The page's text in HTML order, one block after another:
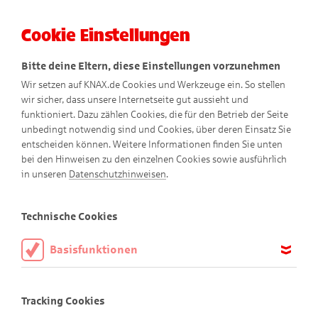
Basteltipps
Bastel dir die KNAX-Welt!
Cookie Einstellungen
Bitte deine Eltern, diese Einstellungen vorzunehmen
Wir setzen auf KNAX.de Cookies und Werkzeuge ein. So stellen
wir sicher, dass unsere Internetseite gut aussieht und
funktioniert. Dazu zählen Cookies, die für den Betrieb der Seite
unbedingt notwendig sind und Cookies, über deren Einsatz Sie
entscheiden können. Weitere Informationen finden Sie unten
bei den Hinweisen zu den einzelnen Cookies sowie ausführlich
in unseren Datenschutzhinweisen.
Technische Cookies
Basisfunktionen
aktiviert sein.
Tracking Cookies